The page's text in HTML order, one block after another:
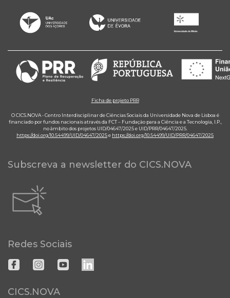
Ficha de projeto PRR
O CICS.NOVA - Centro Interdisciplinar de Ciências Sociais da Universidade Nova de Lisboa é
financiado por fundos nacionais através da FCT – Fundação para a Ciência e a Tecnologia, I.P.,
no âmbito dos projetos UID/04647/2025 e UID/PRR/04647/2025.
https://doi.org/10.54499/UID/04647/2025e https://doi.org/10.54499/UID/PRR/04647/2025
Subscreva a newsletter do CICS.NOVA
Redes Sociais
CICS.NOVA